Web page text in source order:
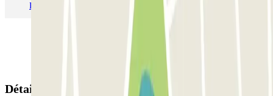
Parking Aéroport Barcelone Parking Aéroport Beauvais
Détails de la réservation